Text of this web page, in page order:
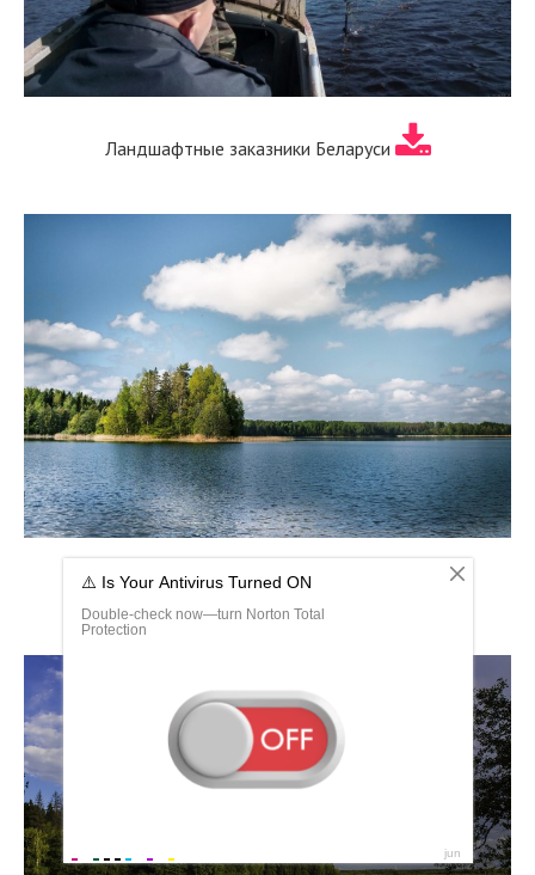
Ландшафтные заказники Беларуси
Озеро Пайкъярви Карелия